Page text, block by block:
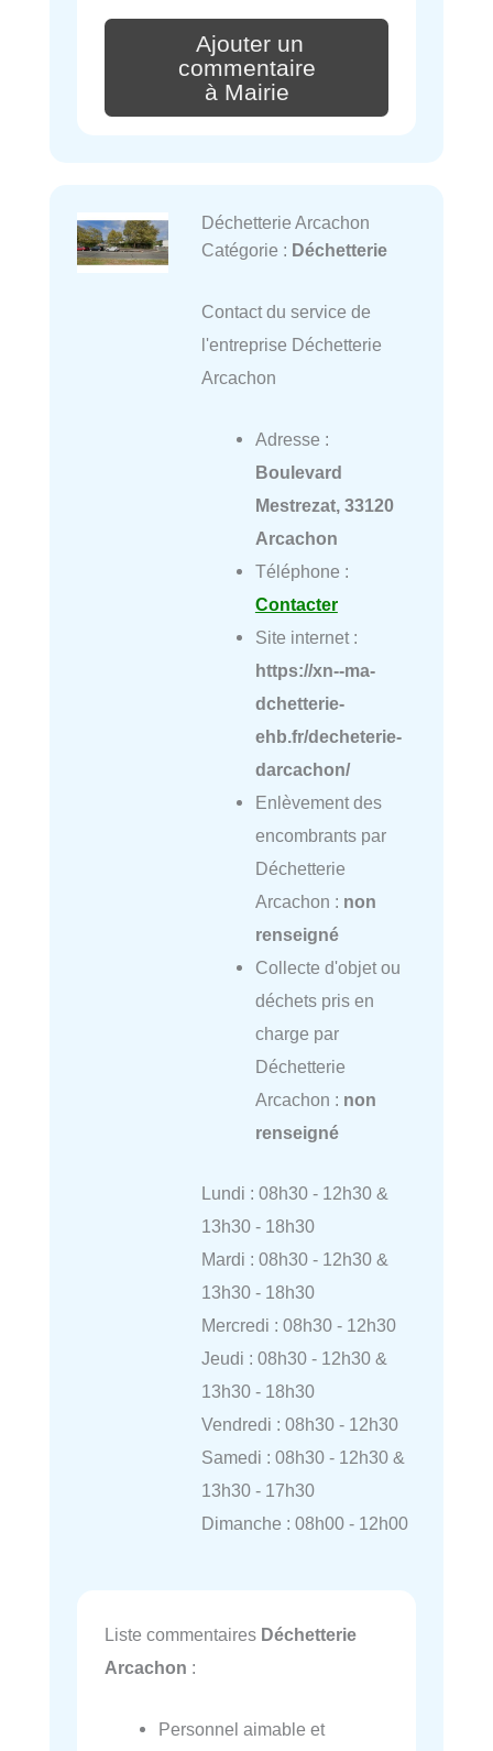
Ajouter un
commentaire
à Mairie
Déchetterie Arcachon
Catégorie : Déchetterie
Contact du service de
l'entreprise Déchetterie
Arcachon
Adresse :
Boulevard
Mestrezat, 33120
Arcachon
Téléphone :
Contacter
Site internet :
https://xn--ma-
dchetterie-
ehb.fr/decheterie-
darcachon/
Enlèvement des
encombrants par
Déchetterie
Arcachon : non
renseigné
Collecte d'objet ou
déchets pris en
charge par
Déchetterie
Arcachon : non
renseigné
Lundi : 08h30 - 12h30 &
13h30 - 18h30
Mardi : 08h30 - 12h30 &
13h30 - 18h30
Mercredi : 08h30 - 12h30
Jeudi : 08h30 - 12h30 &
13h30 - 18h30
Vendredi : 08h30 - 12h30
Samedi : 08h30 - 12h30 &
13h30 - 17h30
Dimanche : 08h00 - 12h00
Liste commentaires Déchetterie
Arcachon :
Personnel aimable et